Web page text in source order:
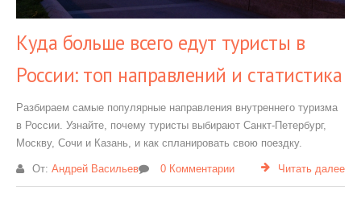
Куда больше всего едут туристы в
России: топ направлений и статистика
Разбираем самые популярные направления внутреннего туризма
в России. Узнайте, почему туристы выбирают Санкт-Петербург,
Москву, Сочи и Казань, и как спланировать свою поездку.
От: Андрей Васильев 0 Комментарии Читать далее